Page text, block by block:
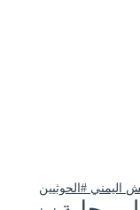
اليمني #الحوثيين